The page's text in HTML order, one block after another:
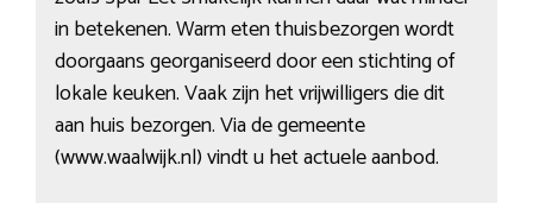
in betekenen. Warm eten thuisbezorgen wordt
doorgaans georganiseerd door een stichting of
lokale keuken. Vaak zijn het vrijwilligers die dit
aan huis bezorgen. Via de gemeente
(www.waalwijk.nl) vindt u het actuele aanbod.